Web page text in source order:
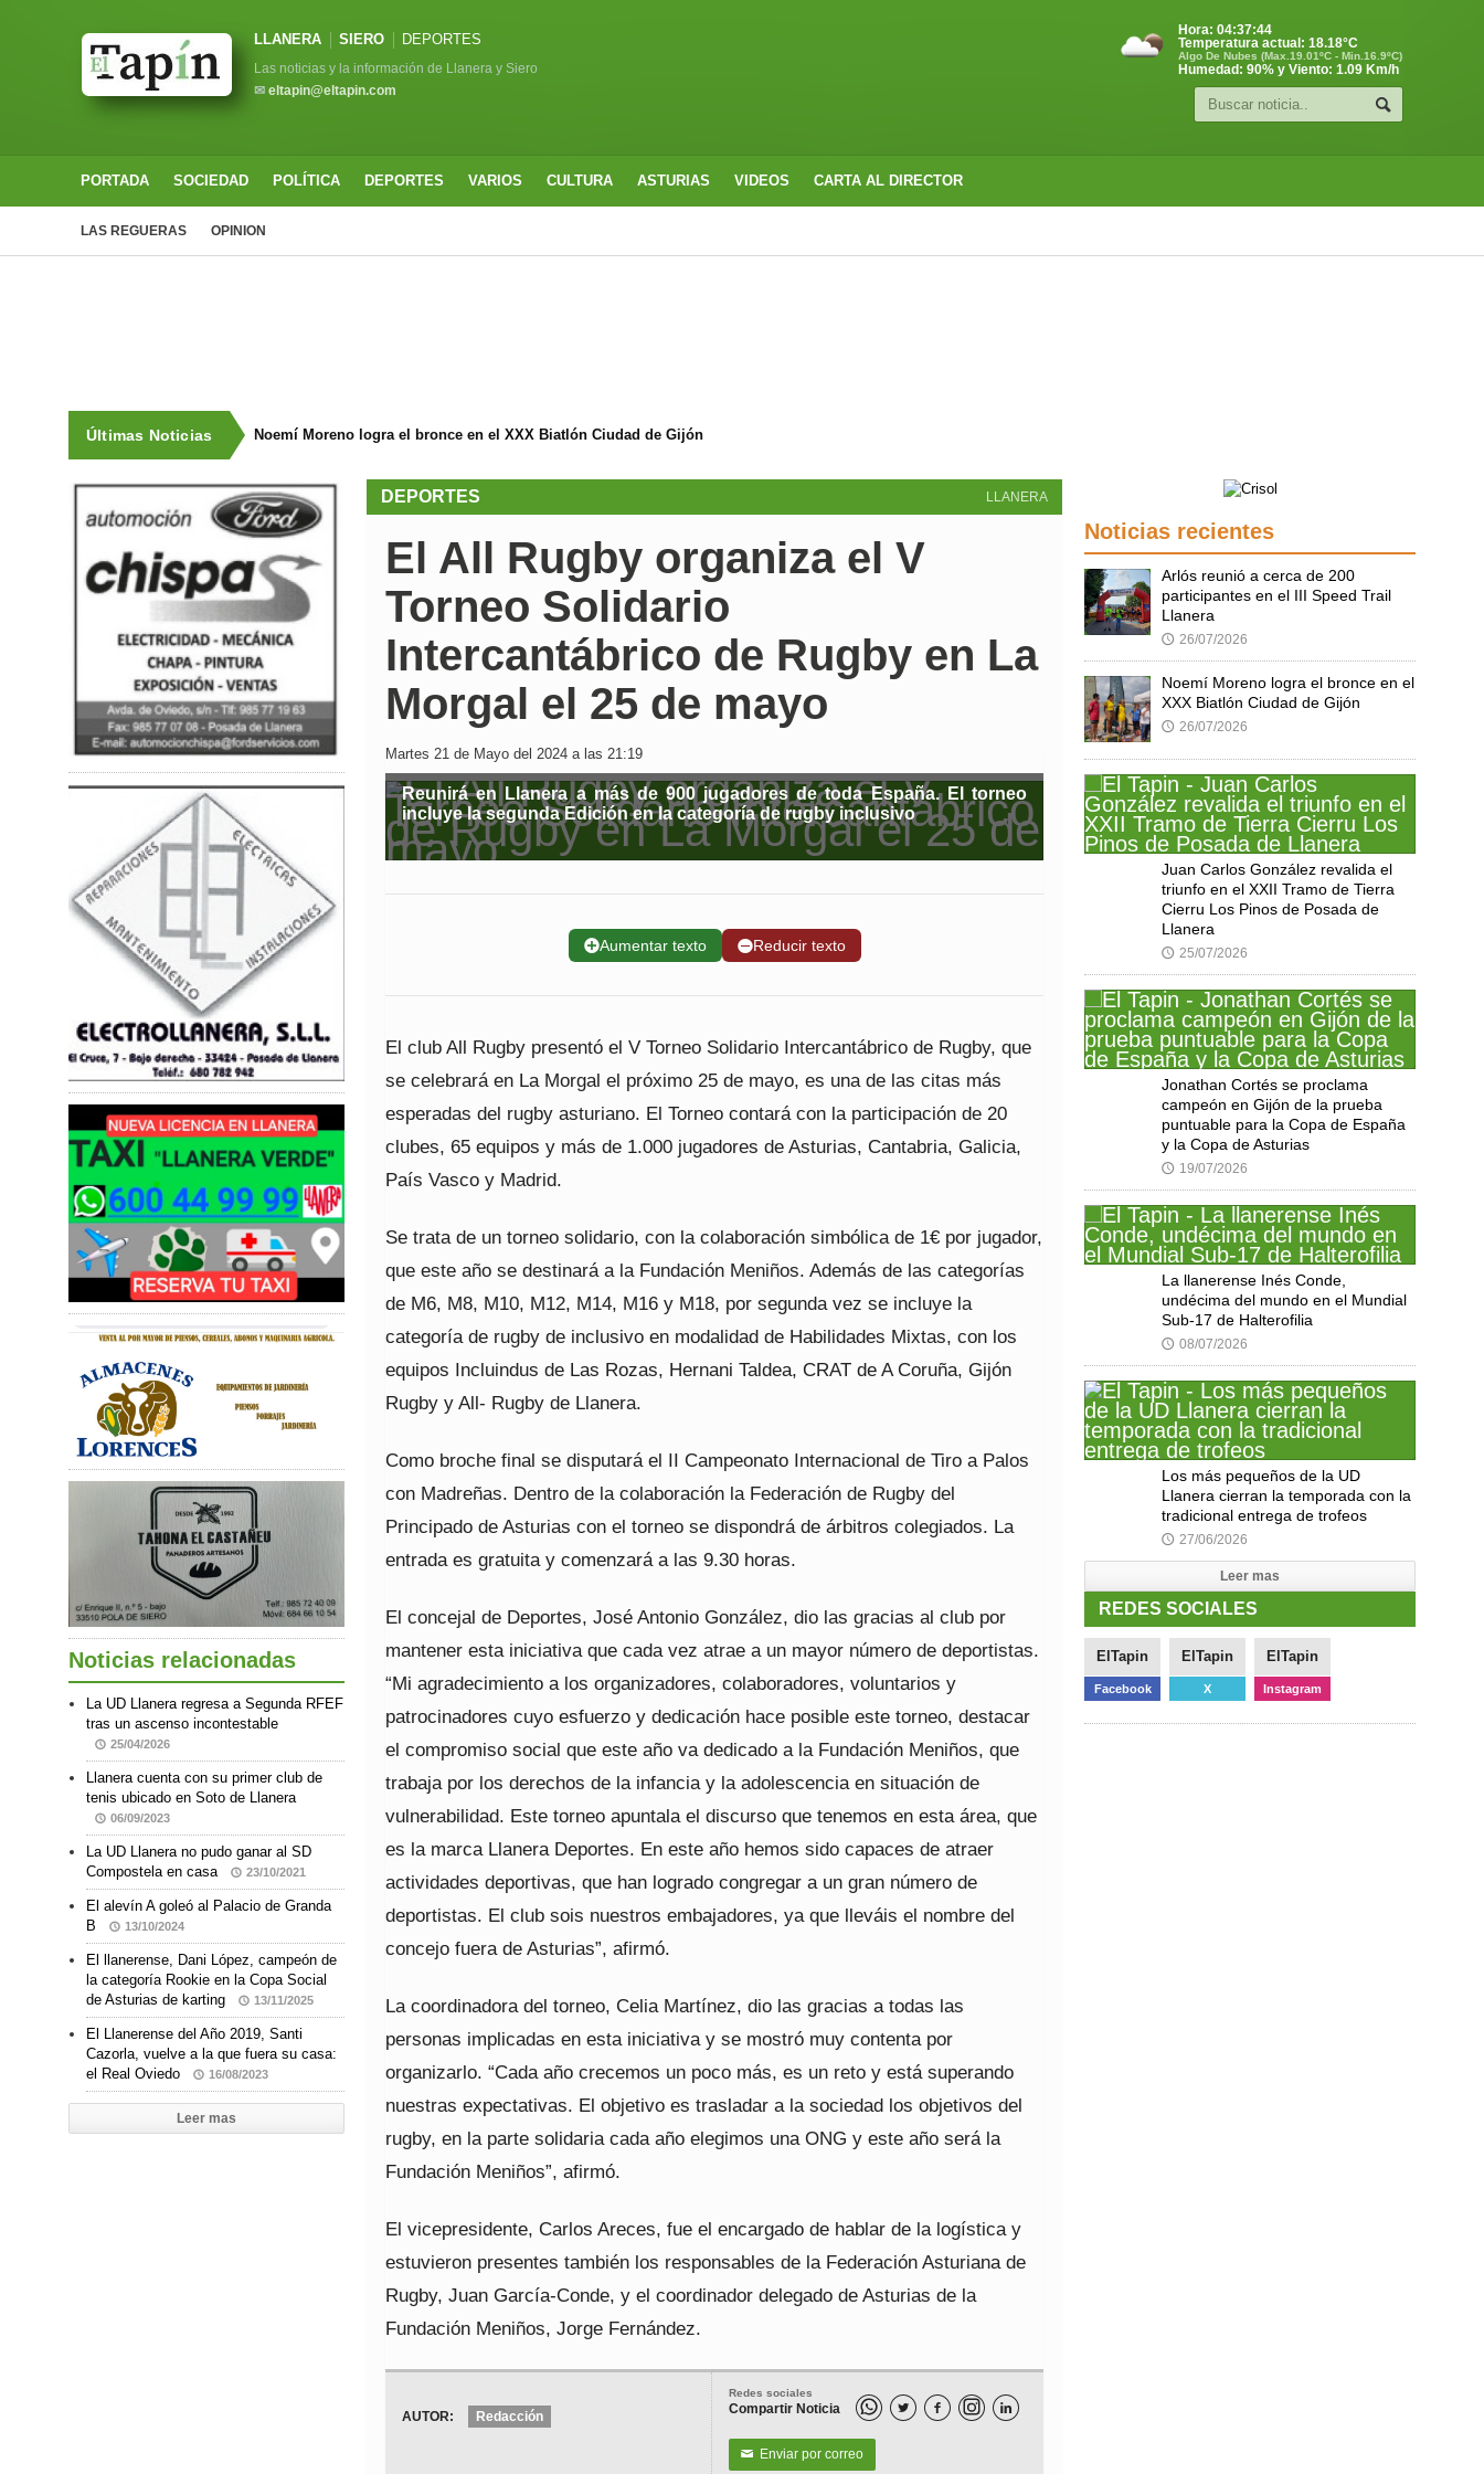
LLANERA SIERO DEPORTES
Las noticias y la información de Llanera y Siero
✉ eltapin@eltapin.com
Hora: 04:37:44
Temperatura actual: 18.18°C
Algo De Nubes (Max.19.01ºC - Min.16.9ºC)
Humedad: 90% y Viento: 1.09 Km/h
PORTADA SOCIEDAD POLÍTICA DEPORTES VARIOS CULTURA ASTURIAS VIDEOS CARTA AL DIRECTOR
LAS REGUERAS OPINION
Últimas Noticias Noemí Moreno logra el bronce en el XXX Biatlón Ciudad de Gijón
LLANERA
DEPORTES
El All Rugby organiza el V
Torneo Solidario
Intercantábrico de Rugby en La
Morgal el 25 de mayo
Martes 21 de Mayo del 2024 a las 21:19
Reunirá en Llanera a más de 900 jugadores de toda España. El torneo
incluye la segunda Edición en la categoría de rugby inclusivo
➕Aumentar texto ➖Reducir texto
El club All Rugby presentó el V Torneo Solidario Intercantábrico de Rugby, que
se celebrará en La Morgal el próximo 25 de mayo, es una de las citas más
esperadas del rugby asturiano. El Torneo contará con la participación de 20
clubes, 65 equipos y más de 1.000 jugadores de Asturias, Cantabria, Galicia,
País Vasco y Madrid.
Se trata de un torneo solidario, con la colaboración simbólica de 1€ por jugador,
que este año se destinará a la Fundación Meniños. Además de las categorías
de M6, M8, M10, M12, M14, M16 y M18, por segunda vez se incluye la
categoría de rugby de inclusivo en modalidad de Habilidades Mixtas, con los
equipos Incluindus de Las Rozas, Hernani Taldea, CRAT de A Coruña, Gijón
Rugby y All- Rugby de Llanera.
Como broche final se disputará el II Campeonato Internacional de Tiro a Palos
con Madreñas. Dentro de la colaboración la Federación de Rugby del
Principado de Asturias con el torneo se dispondrá de árbitros colegiados. La
entrada es gratuita y comenzará a las 9.30 horas.
El concejal de Deportes, José Antonio González, dio las gracias al club por
mantener esta iniciativa que cada vez atrae a un mayor número de deportistas.
“Mi agradecimiento a los organizadores, colaboradores, voluntarios y
patrocinadores cuyo esfuerzo y dedicación hace posible este torneo, destacar
el compromiso social que este año va dedicado a la Fundación Meniños, que
trabaja por los derechos de la infancia y la adolescencia en situación de
vulnerabilidad. Este torneo apuntala el discurso que tenemos en esta área, que
es la marca Llanera Deportes. En este año hemos sido capaces de atraer
actividades deportivas, que han logrado congregar a un gran número de
deportistas. El club sois nuestros embajadores, ya que lleváis el nombre del
concejo fuera de Asturias”, afirmó.
La coordinadora del torneo, Celia Martínez, dio las gracias a todas las
personas implicadas en esta iniciativa y se mostró muy contenta por
organizarlo. “Cada año crecemos un poco más, es un reto y está superando
nuestras expectativas. El objetivo es trasladar a la sociedad los objetivos del
rugby, en la parte solidaria cada año elegimos una ONG y este año será la
Fundación Meniños”, afirmó.
El vicepresidente, Carlos Areces, fue el encargado de hablar de la logística y
estuvieron presentes también los responsables de la Federación Asturiana de
Rugby, Juan García-Conde, y el coordinador delegado de Asturias de la
Fundación Meniños, Jorge Fernández.
Redes sociales
Compartir Noticia   
✉ Enviar por correo
AUTOR: Redacción
Noticias relacionadas
La UD Llanera regresa a Segunda RFEF
tras un ascenso incontestable
25/04/2026
Llanera cuenta con su primer club de
tenis ubicado en Soto de Llanera
06/09/2023
La UD Llanera no pudo ganar al SD
Compostela en casa
23/10/2021
El alevín A goleó al Palacio de Granda
B
13/10/2024
El llanerense, Dani López, campeón de
la categoría Rookie en la Copa Social
de Asturias de karting
13/11/2025
El Llanerense del Año 2019, Santi
Cazorla, vuelve a la que fuera su casa:
el Real Oviedo
16/08/2023
Leer mas
Noticias recientes
Arlós reunió a cerca de 200
participantes en el III Speed Trail
Llanera
🕔 26/07/2026
Noemí Moreno logra el bronce en el
XXX Biatlón Ciudad de Gijón
🕔 26/07/2026
Juan Carlos González revalida el
triunfo en el XXII Tramo de Tierra
Cierru Los Pinos de Posada de
Llanera
🕔 25/07/2026
Jonathan Cortés se proclama
campeón en Gijón de la prueba
puntuable para la Copa de España
y la Copa de Asturias
🕔 19/07/2026
La llanerense Inés Conde,
undécima del mundo en el Mundial
Sub-17 de Halterofilia
🕔 08/07/2026
Los más pequeños de la UD
Llanera cierran la temporada con la
tradicional entrega de trofeos
🕔 27/06/2026
Leer mas
REDES SOCIALES
ElTapin
Facebook
ElTapin
X
ElTapin
Instagram